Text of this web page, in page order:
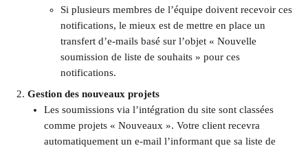
Si plusieurs membres de l’équipe doivent recevoir ces
notifications, le mieux est de mettre en place un
transfert d’e-mails basé sur l’objet « Nouvelle
soumission de liste de souhaits » pour ces
notifications.
Gestion des nouveaux projets
Les soumissions via l’intégration du site sont classées
comme projets « Nouveaux ». Votre client recevra
automatiquement un e-mail l’informant que sa liste de